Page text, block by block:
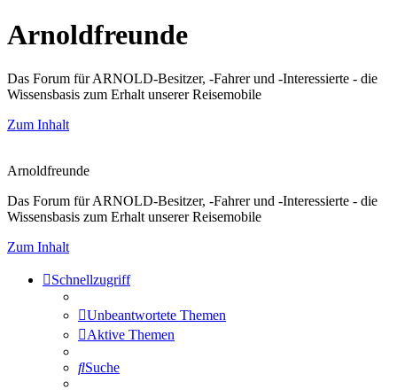
Arnoldfreunde
Das Forum für ARNOLD-Besitzer, -Fahrer und -Interessierte - die
Wissensbasis zum Erhalt unserer Reisemobile
Zum Inhalt
Arnoldfreunde
Das Forum für ARNOLD-Besitzer, -Fahrer und -Interessierte - die
Wissensbasis zum Erhalt unserer Reisemobile
Zum Inhalt
Schnellzugriff
Unbeantwortete Themen
Aktive Themen
Suche